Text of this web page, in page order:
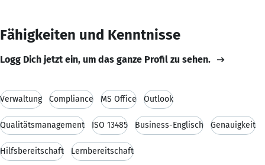
Fähigkeiten und Kenntnisse
Logg Dich jetzt ein, um das ganze Profil zu sehen.
Verwaltung Compliance MS Office Outlook
Qualitätsmanagement ISO 13485 Business-Englisch Genauigkeit
Hilfsbereitschaft Lernbereitschaft